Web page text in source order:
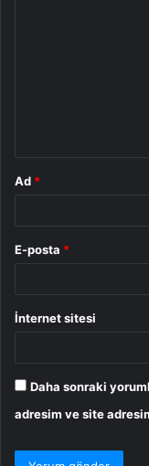
Ad *
E-posta *
İnternet sitesi
Daha sonraki
adresim ve site